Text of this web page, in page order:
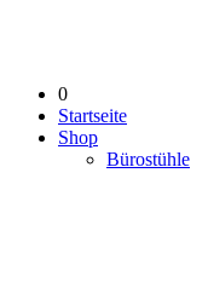
0
Startseite
Shop
Bürostühle